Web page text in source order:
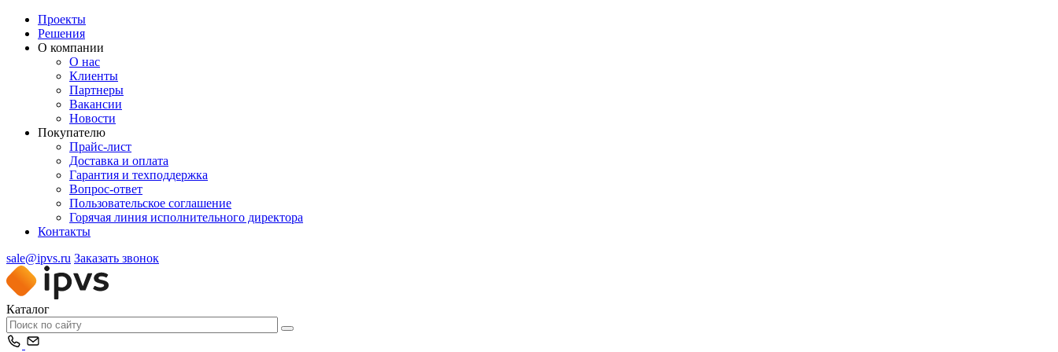
Проекты
Решения
О компании
О нас
Клиенты
Партнеры
Вакансии
Новости
Покупателю
Прайс-лист
Доставка и оплата
Гарантия и техподдержка
Вопрос-ответ
Пользовательское соглашение
Горячая линия исполнительного директора
Контакты
sale@ipvs.ru Заказать звонок
Каталог